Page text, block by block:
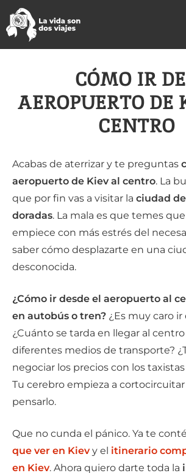
CÓMO IR
AEROPUERTO
CENTRO
Acabas de aterrizar y te preguntas
aeropuerto de Kiev al centro. La
que por fin vas a visitar la ciudad
doradas. La mala es que temes
empiece con más estrés del
saber cómo desplazarte en una
desconocida.
¿Cómo ir desde el aeropuerto al
en autobús o tren? ¿Es muy caro ir
¿Cuánto se tarda en llegar al
diferentes medios de transporte?
negociar los precios con los
Tu cerebro empieza a cortocircuitar
pensarlo.
Que no cunda el pánico. Ya te
que ver en Kievy el itinerario
en Kiev. Ahora quiero darte toda la